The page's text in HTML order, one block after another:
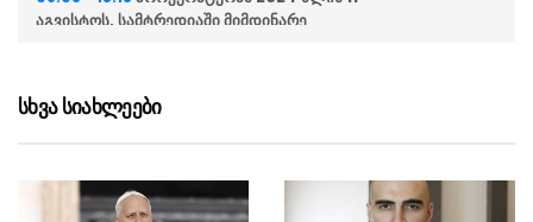
აგვისტოს, სამტრედიაში მიმდინარე
წარუდგინა
მიღწევასთან ახლოს არიან, თუმცა ეს ჰორმუზის
სრუტის ხელახლა გახსნას არ ნიშნავს”
სხვა სიახლეები